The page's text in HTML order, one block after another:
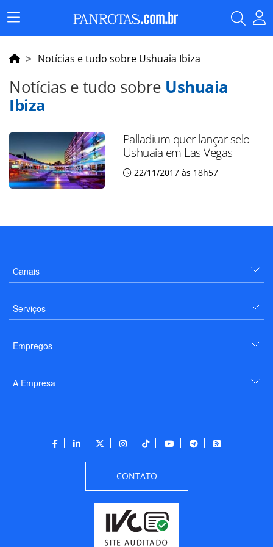
Menu
Principal
Notícias e tudo sobre Ushuaia Ibiza
Notícias e tudo sobre Ushuaia
Ibiza
Palladium quer lançar selo
Ushuaia em Las Vegas
22/11/2017 às 18h57
Canais
Serviços
Empregos
A Empresa
CONTATO